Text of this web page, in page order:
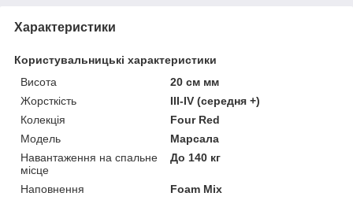
Характеристики
Користувальницькі характеристики
Висота
20 см мм
Жорсткість
III-IV (середня +)
Колекція
Four Red
Мoдель
Марсала
Навантаження на спальне
місце
До 140 кг
Наповнення
Foam Mix